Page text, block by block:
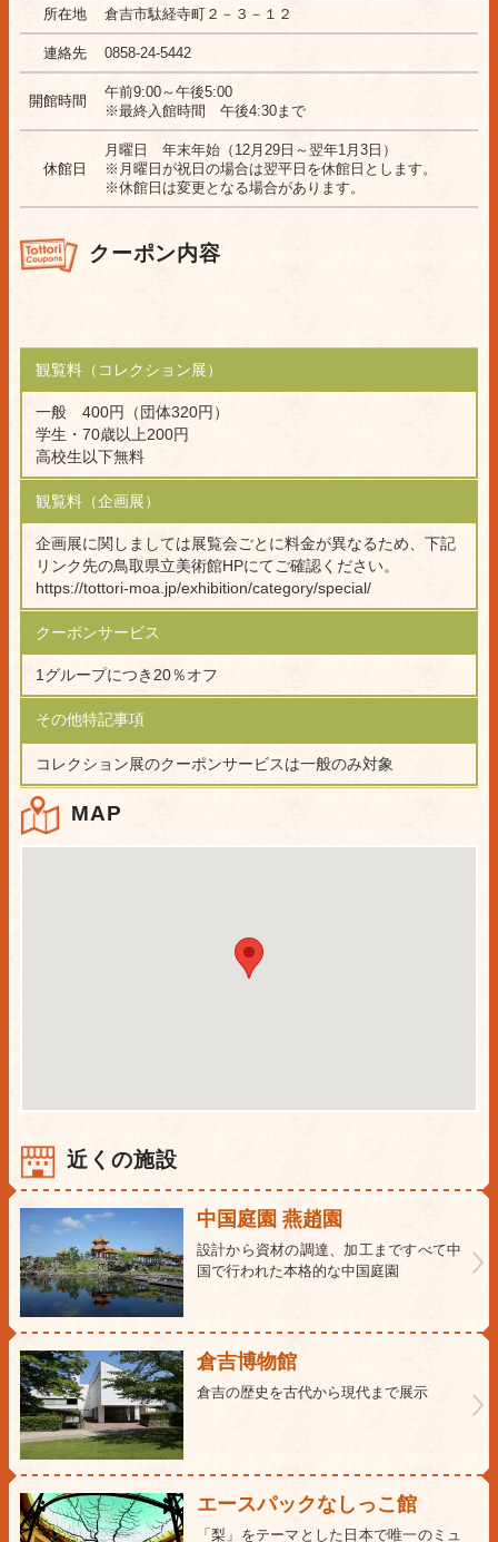
所在地 倉吉市駄経寺町２－３－１２
連絡先 0858-24-5442
開館時間
午前9:00～午後5:00
※最終入館時間 午後4:30まで
休館日
月曜日 年末年始（12月29日～翌年1月3日）
※月曜日が祝日の場合は翌平日を休館日とします。
※休館日は変更となる場合があります。
クーポン内容
観覧料（コレクション展）
一般 400円（団体320円）
学生・70歳以上200円
高校生以下無料
観覧料（企画展）
企画展に関しましては展覧会ごとに料金が異なるため、下記
リンク先の鳥取県立美術館HPにてご確認ください。
https://tottori-moa.jp/exhibition/category/special/
クーポンサービス
1グループにつき20％オフ
その他特記事項
コレクション展のクーポンサービスは一般のみ対象
MAP
近くの施設
中国庭園 燕趙園
設計から資材の調達、加工まですべて中
国で行われた本格的な中国庭園
倉吉博物館
倉吉の歴史を古代から現代まで展示
エースパックなしっこ館
「梨」をテーマとした日本で唯一のミュ